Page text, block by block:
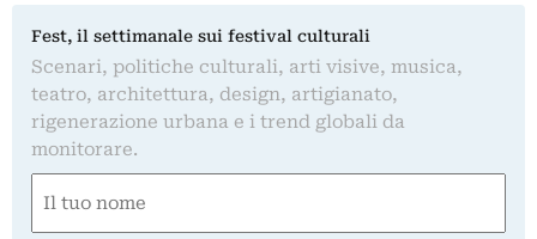
Fest, il settimanale sui festival culturali
Scenari, politiche culturali, arti visive, musica,
teatro, architettura, design, artigianato,
rigenerazione urbana e i trend globali da
monitorare.
(Obbligatorio)